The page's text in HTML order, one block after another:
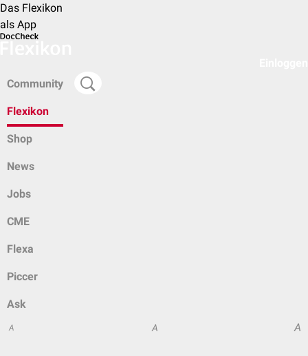
Das Flexikon
als App
Community
Flexikon
Shop
News
Jobs
CME
Flexa
Piccer
Ask
A A A